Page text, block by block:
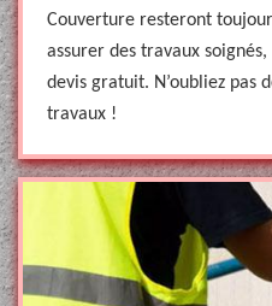
Couverture resteront
assurer des travaux
devis gratuit. N’oubliez pas
travaux !